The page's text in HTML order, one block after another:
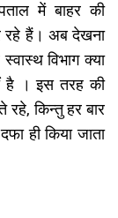
में बाहर की
हैं। अब देखना
विभाग क्या
है । इस तरह की
किन्तु हर बार
ही किया जाता